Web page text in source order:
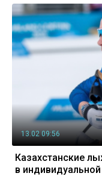
13.02 09:56
Казахстанские
в